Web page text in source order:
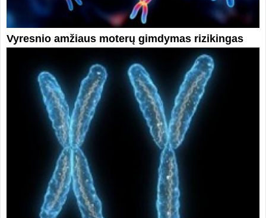
Vyresnio amžiaus moterų gimdymas rizikingas